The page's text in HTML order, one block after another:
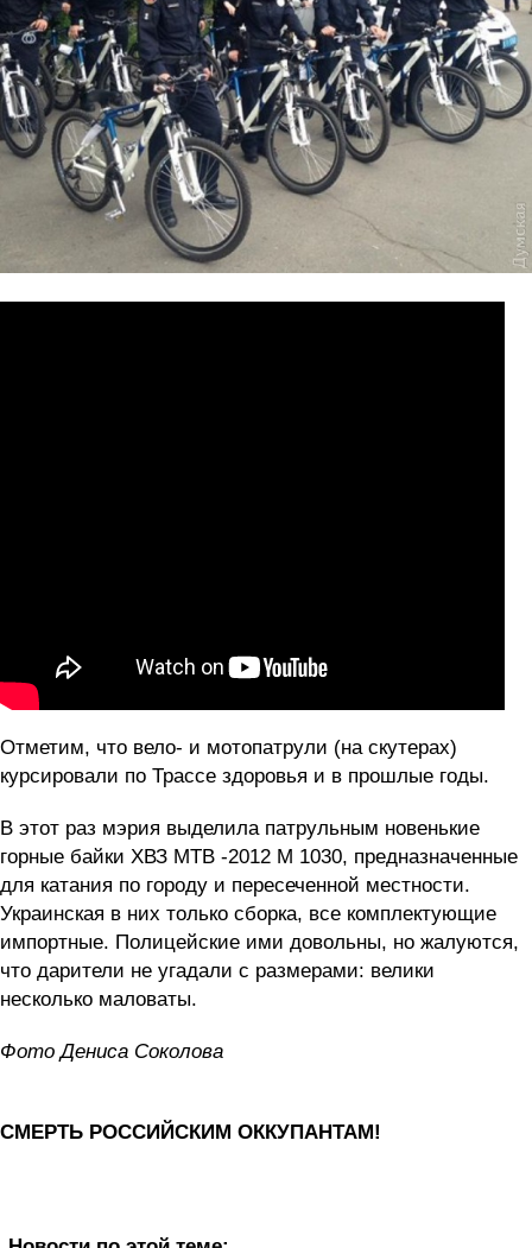
Отметим, что вело- и мотопатрули (на скутерах)
курсировали по Трассе здоровья и в прошлые годы.
В этот раз мэрия выделила патрульным новенькие
горные байки ХВЗ MTB -2012 M 1030, предназначенные
для катания по городу и пересеченной местности.
Украинская в них только сборка, все комплектующие
импортные. Полицейские ими довольны, но жалуются,
что дарители не угадали с размерами: велики
несколько маловаты.
Фото Дениса Соколова
СМЕРТЬ РОССИЙСКИМ ОККУПАНТАМ!